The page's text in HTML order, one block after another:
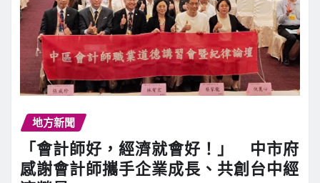
地方新聞
「會計師好，經濟就會好！」 中市府
感謝會計師攜手企業成長、共創台中經